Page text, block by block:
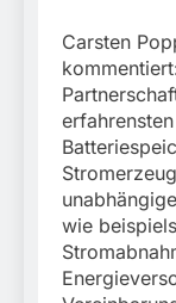
Carsten
wie